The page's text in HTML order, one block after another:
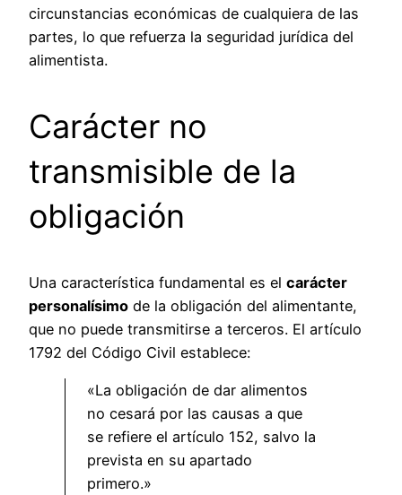
circunstancias económicas de cualquiera de las
partes, lo que refuerza la seguridad jurídica del
alimentista.
Carácter no
transmisible de la
obligación
Una característica fundamental es el carácter
personalísimo de la obligación del alimentante,
que no puede transmitirse a terceros. El artículo
1792 del Código Civil establece:
«La obligación de dar alimentos
no cesará por las causas a que
se refiere el artículo 152, salvo la
prevista en su apartado
primero.»